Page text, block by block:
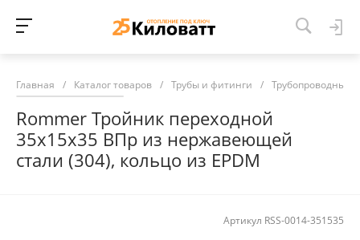
Главная / Каталог товаров / Трубы и фитинги / Трубопроводные
Rommer Тройник переходной
35х15х35 ВПр из нержавеющей
стали (304), кольцо из EPDM
Артикул RSS-0014-351535